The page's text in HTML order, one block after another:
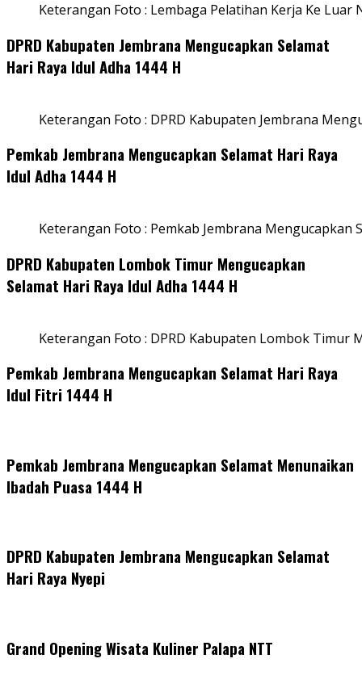
Keterangan Foto : Lembaga Pelatihan Kerja Ke Luar
DPRD Kabupaten Jembrana Mengucapkan Selamat
Hari Raya Idul Adha 1444 H
Keterangan Foto : DPRD Kabupaten Jembrana
Pemkab Jembrana Mengucapkan Selamat Hari Raya
Idul Adha 1444 H
Keterangan Foto : Pemkab Jembrana Mengucapkan
DPRD Kabupaten Lombok Timur Mengucapkan
Selamat Hari Raya Idul Adha 1444 H
Keterangan Foto : DPRD Kabupaten Lombok Timur
Pemkab Jembrana Mengucapkan Selamat Hari Raya
Idul Fitri 1444 H
Pemkab Jembrana Mengucapkan Selamat Menunaikan
Ibadah Puasa 1444 H
DPRD Kabupaten Jembrana Mengucapkan Selamat
Hari Raya Nyepi
Grand Opening Wisata Kuliner Palapa NTT